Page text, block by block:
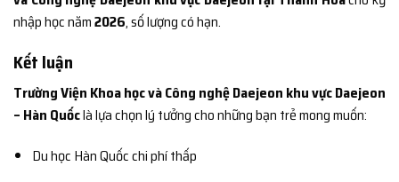
nhập học năm2026, số lượng có hạn.
Kết luận
Trường Viện Khoa học và Công nghệ Daejeon khu vực Daejeon
– Hàn Quốclà lựa chọn lý tưởng cho những bạn trẻ mong muốn:
Du học Hàn Quốc chi phí thấp